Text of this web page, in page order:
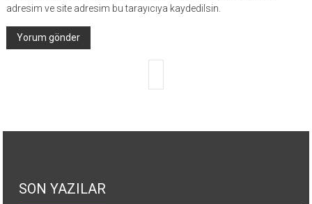
adresim ve site adresim bu tarayıcıya kaydedilsin.
SON YAZILAR